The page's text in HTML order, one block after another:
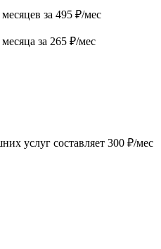
за 495 ₽/мес
за 265 ₽/мес
услуг составляет 300 ₽/мес